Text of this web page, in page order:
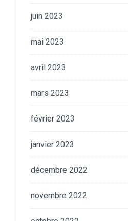
juin 2023
mai 2023
avril 2023
mars 2023
février 2023
janvier 2023
décembre 2022
novembre 2022